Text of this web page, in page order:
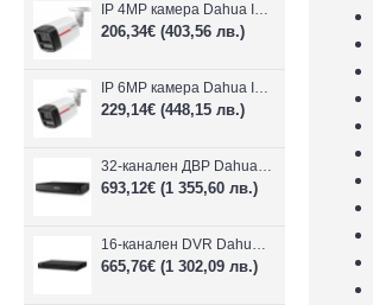
IP 4MP камера Dahua IPC-HFW2449TL-S-LED-0280B-PRO, 2.8mm, IR 50m
206,34€ (403,56 лв.)
IP 6MP камера Dahua IPC-HFW2649TL-S-LED-0280B-PRO, 2.8mm, IR 50m
229,14€ (448,15 лв.)
32-канален ДВР Dahua XVR5232AN-I3/Т
693,12€ (1 355,60 лв.)
16-канален DVR Dahua XVR5216AN-4KL-I3/T + 16 IP
665,76€ (1 302,09 лв.)